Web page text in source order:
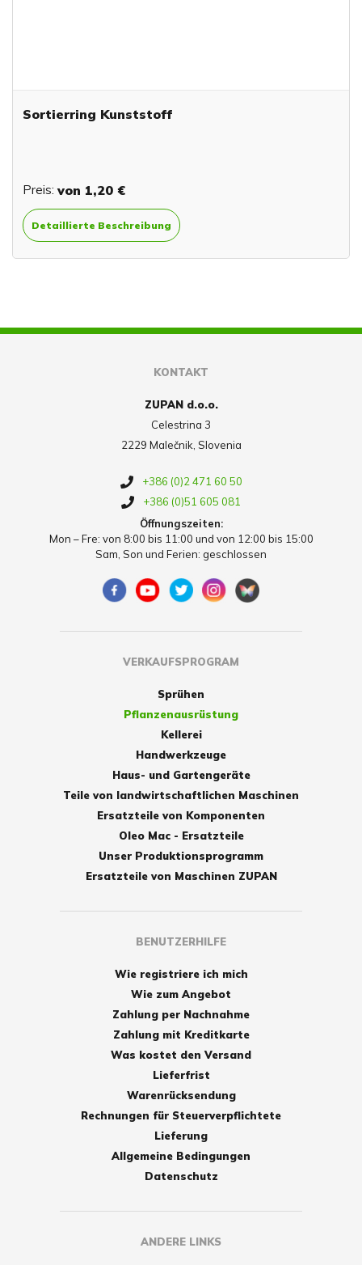
Sortierring Kunststoff
Preis: von 1,20 €
Detaillierte Beschreibung
KONTAKT
ZUPAN d.o.o.
Celestrina 3
2229 Malečnik, Slovenia
+386 (0)2 471 60 50
+386 (0)51 605 081
Öffnungszeiten:
Mon – Fre: von 8:00 bis 11:00 und von 12:00 bis 15:00
Sam, Son und Ferien: geschlossen
VERKAUFSPROGRAM
Sprühen
Pflanzenausrüstung
Kellerei
Handwerkzeuge
Haus- und Gartengeräte
Teile von landwirtschaftlichen Maschinen
Ersatzteile von Komponenten
Oleo Mac - Ersatzteile
Unser Produktionsprogramm
Ersatzteile von Maschinen ZUPAN
BENUTZERHILFE
Wie registriere ich mich
Wie zum Angebot
Zahlung per Nachnahme
Zahlung mit Kreditkarte
Was kostet den Versand
Lieferfrist
Warenrücksendung
Rechnungen für Steuerverpflichtete
Lieferung
Allgemeine Bedingungen
Datenschutz
ANDERE LINKS